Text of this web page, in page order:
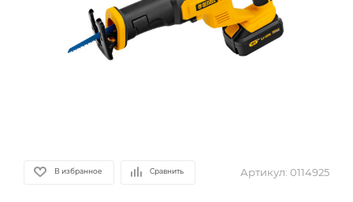
В избранное Сравнить Артикул: 0114925